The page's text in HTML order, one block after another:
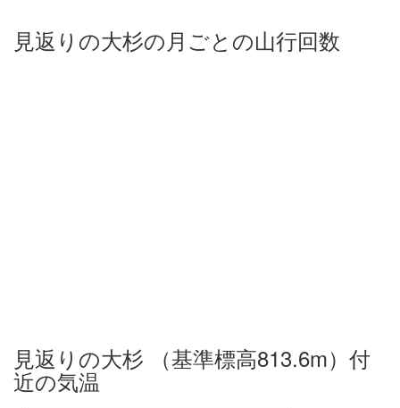
見返りの大杉の月ごとの山行回数
見返りの大杉 （基準標高813.6m）付
近の気温